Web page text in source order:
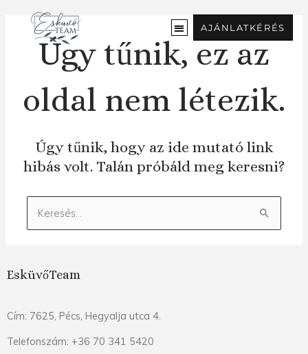
tartalomra
AJÁNLATKÉRÉS
Úgy tűnik, ez az
oldal nem létezik.
Úgy tűnik, hogy az ide mutató link
hibás volt. Talán próbáld meg keresni?
Keresés:
EsküvőTeam
Cím: 7625, Pécs, Hegyalja utca 4.
Telefonszám: +36 70 341 5420